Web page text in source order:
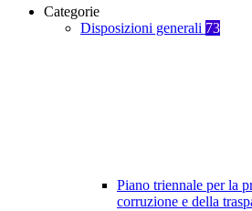
Categorie
Disposizioni generali 73
Piano triennale per la
corruzione e della